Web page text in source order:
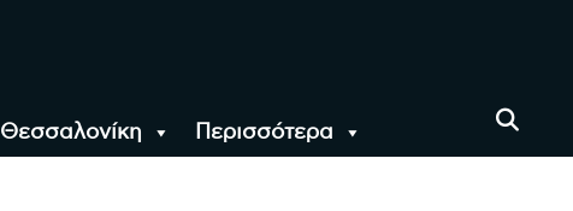
Θεσσαλονίκη Περισσότερα